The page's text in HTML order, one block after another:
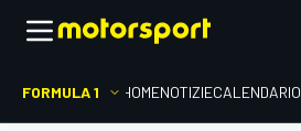
FORMULA 1 HOMENOTIZIECALENDARIO